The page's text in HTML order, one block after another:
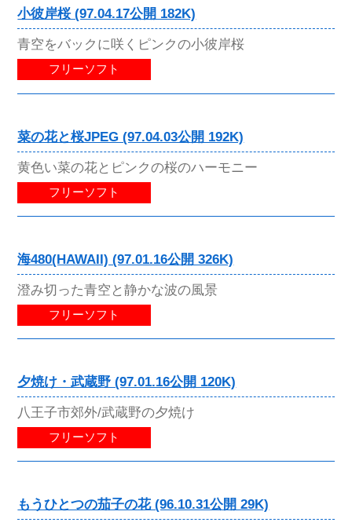
小彼岸桜 (97.04.17公開 182K)
青空をバックに咲くピンクの小彼岸桜
フリーソフト
菜の花と桜JPEG (97.04.03公開 192K)
黄色い菜の花とピンクの桜のハーモニー
フリーソフト
海480(HAWAII) (97.01.16公開 326K)
澄み切った青空と静かな波の風景
フリーソフト
夕焼け・武蔵野 (97.01.16公開 120K)
八王子市郊外/武蔵野の夕焼け
フリーソフト
もうひとつの茄子の花 (96.10.31公開 29K)